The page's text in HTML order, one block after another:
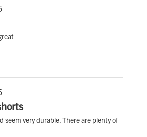
seem very durable. There are plenty of